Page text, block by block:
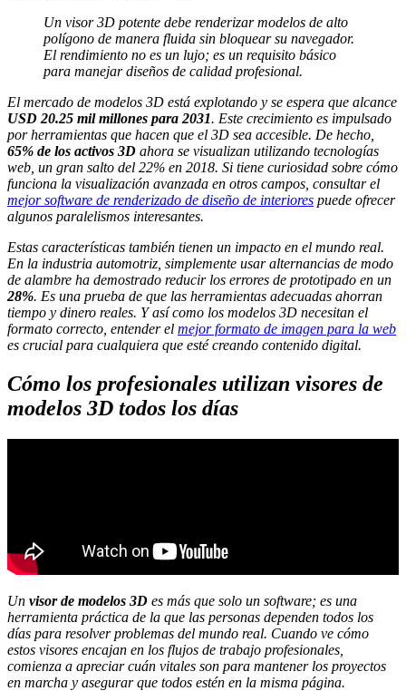
Un visor 3D potente debe renderizar modelos de alto
polígono de manera fluida sin bloquear su navegador.
El rendimiento no es un lujo; es un requisito básico
para manejar diseños de calidad profesional.
El mercado de modelos 3D está explotando y se espera que alcance
USD 20.25 mil millones para 2031. Este crecimiento es impulsado
por herramientas que hacen que el 3D sea accesible. De hecho,
65% de los activos 3D ahora se visualizan utilizando tecnologías
web, un gran salto del 22% en 2018. Si tiene curiosidad sobre cómo
funciona la visualización avanzada en otros campos, consultar el
mejor software de renderizado de diseño de interiores puede ofrecer
algunos paralelismos interesantes.
Estas características también tienen un impacto en el mundo real.
En la industria automotriz, simplemente usar alternancias de modo
de alambre ha demostrado reducir los errores de prototipado en un
28%. Es una prueba de que las herramientas adecuadas ahorran
tiempo y dinero reales. Y así como los modelos 3D necesitan el
formato correcto, entender el mejor formato de imagen para la web
es crucial para cualquiera que esté creando contenido digital.
Cómo los profesionales utilizan visores de
modelos 3D todos los días
Un visor de modelos 3D es más que solo un software; es una
herramienta práctica de la que las personas dependen todos los
días para resolver problemas del mundo real. Cuando ve cómo
estos visores encajan en los flujos de trabajo profesionales,
comienza a apreciar cuán vitales son para mantener los proyectos
en marcha y asegurar que todos estén en la misma página.